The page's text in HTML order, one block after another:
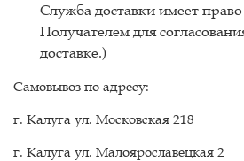
Служба доставки имеет право
Получателем для
доставке.)
Самовывоз по адресу:
г. Калуга ул. Московская 218
г. Калуга ул. Малоярославецкая 2